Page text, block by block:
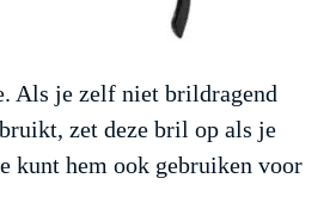
Als je zelf niet brildragend
zet deze bril op als je
kunt hem ook gebruiken voor